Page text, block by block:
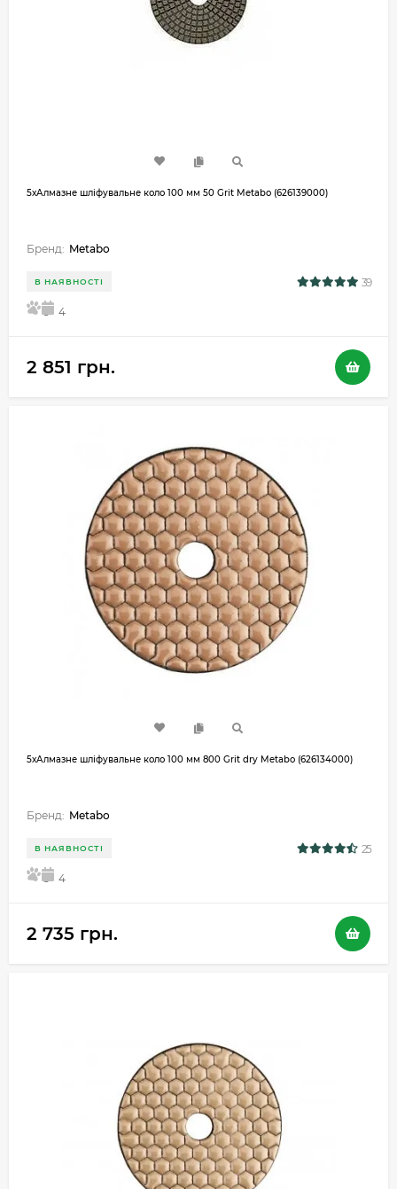
5хАлмазне шліфувальне коло 100 мм 50 Grit Metabo (626139000)
Бренд: Metabo
В НАЯВНОСТІ 39
5 4
2 851 грн.
5хАлмазне шліфувальне коло 100 мм 800 Grit dry Metabo (626134000)
Бренд: Metabo
В НАЯВНОСТІ 25
5 4
2 735 грн.